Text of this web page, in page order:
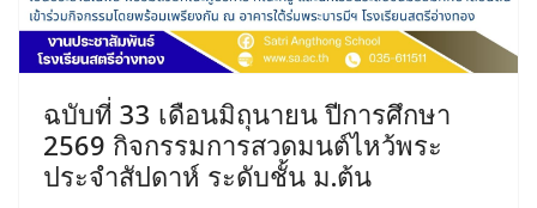
ฉบับที่ 33 เดือนมิถุนายน ปีการศึกษา
2569 กิจกรรมการสวดมนต์ไหว้พระ
ประจำสัปดาห์ ระดับชั้น ม.ต้น